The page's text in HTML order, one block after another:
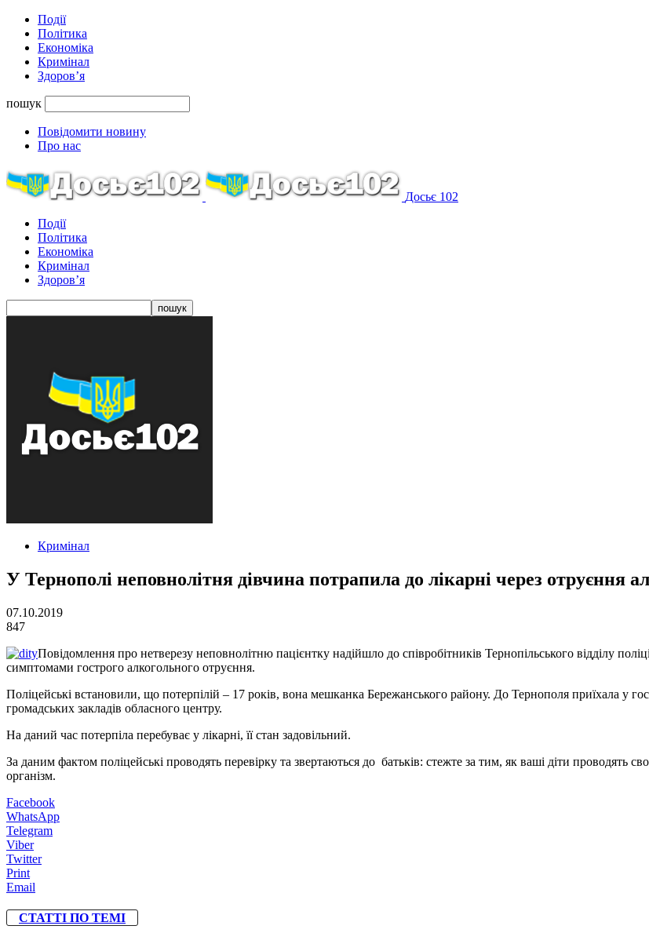
Події
Політика
Економіка
Кримінал
Здоров’я
пошук
Повідомити новину
Про нас
Досьє 102
Події
Політика
Економіка
Кримінал
Здоров’я
Кримінал
У Тернополі неповнолітня дівчина потрапила до лікарні через отруєння
07.10.2019
847
Повідомлення про нетверезу неповнолітню пацієнтку надійшло до співробітників Тернопільського відділу
симптомами гострого алкогольного отруєння.
Поліцейські встановили, що потерпілій – 17 років, вона мешканка Бережанського району. До Тернополя приїхала у
громадських закладів обласного центру.
На даний час потерпіла перебуває у лікарні, її стан задовільний.
За даним фактом поліцейські проводять перевірку та звертаються до батьків: стежте за тим, як ваші діти проводять
організм.
Facebook
WhatsApp
Telegram
Viber
Twitter
Print
Email
СТАТТІ ПО ТЕМІ